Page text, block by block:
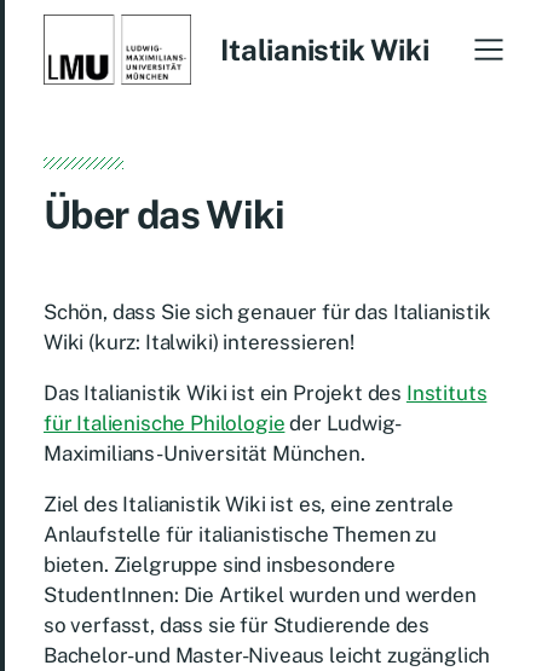
Italianistik Wiki
Über das Wiki
Schön, dass Sie sich genauer für das Italianistik
Wiki (kurz: Italwiki) interessieren!
Das Italianistik Wiki ist ein Projekt des Instituts
für Italienische Philologie der Ludwig-
Maximilians-Universität München.
Ziel des Italianistik Wiki ist es, eine zentrale
Anlaufstelle für italianistische Themen zu
bieten. Zielgruppe sind insbesondere
StudentInnen: Die Artikel wurden und werden
so verfasst, dass sie für Studierende des
Bachelor- und Master-Niveaus leicht zugänglich